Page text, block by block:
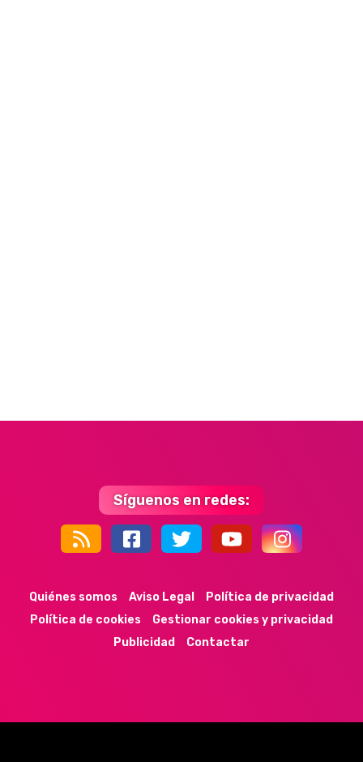
Síguenos en redes:
44k 9k 35k 352
Quiénes somos Aviso Legal
Política de privacidad
Política de cookies
Gestionar cookies y privacidad
Publicidad
Contactar